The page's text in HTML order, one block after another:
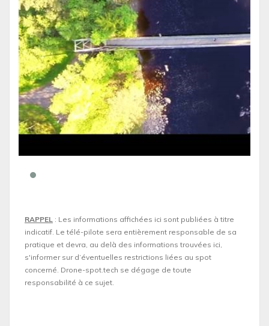
RAPPEL : Les informations affichées ici sont publiées à titre
indicatif. Le télé-pilote sera entièrement responsable de sa
pratique et devra, au delà des informations trouvées ici,
s'informer sur d’éventuelles restrictions liées au spot
concerné. Drone-spot.tech se dégage de toute
responsabilité à ce sujet.